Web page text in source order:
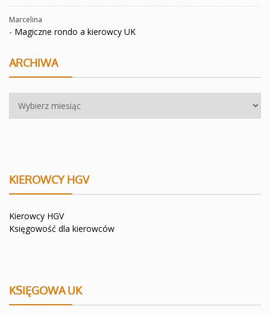
Marcelina
- Magiczne rondo a kierowcy UK
ARCHIWA
KIEROWCY HGV
Kierowcy HGV
Księgowość dla kierowców
KSIĘGOWA UK